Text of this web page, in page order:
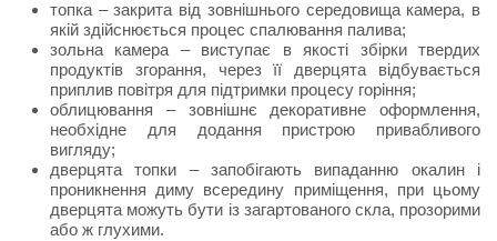
топка – закрита від зовнішнього середовища камера, в
якій здійснюється процес спалювання палива;
зольна камера – виступає в якості збірки твердих
продуктів згорання, через її дверцята відбувається
приплив повітря для підтримки процесу горіння;
облицювання – зовнішнє декоративне оформлення,
необхідне для додання пристрою привабливого
вигляду;
дверцята топки – запобігають випаданню окалин і
проникнення диму всередину приміщення, при цьому
дверцята можуть бути із загартованого скла, прозорими
або ж глухими.